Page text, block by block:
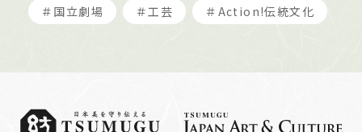
＃国立劇場 ＃工芸 ＃Action!伝統文化